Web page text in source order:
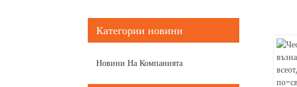
Категории новини
Новини На Компанията